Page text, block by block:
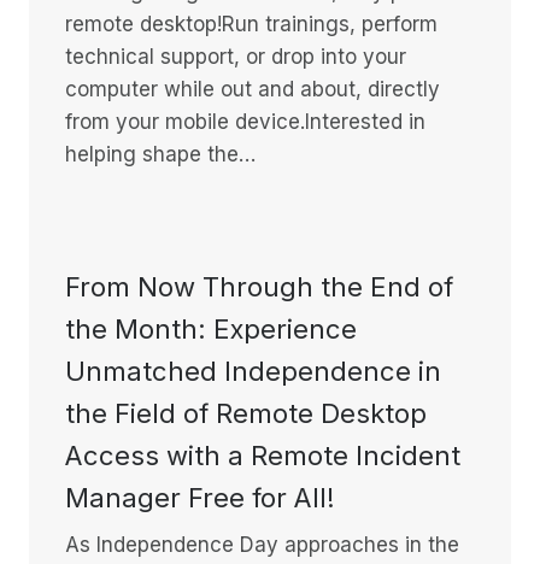
remote desktop!Run trainings, perform
technical support, or drop into your
computer while out and about, directly
from your mobile device.Interested in
helping shape the…
From Now Through the End of
the Month: Experience
Unmatched Independence in
the Field of Remote Desktop
Access with a Remote Incident
Manager Free for All!
As Independence Day approaches in the